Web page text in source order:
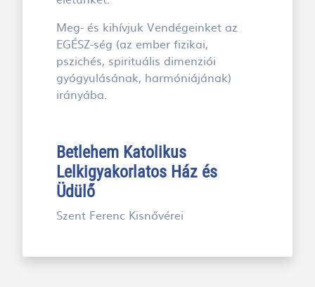
Meg- és kihívjuk Vendégeinket az
EGÉSZ-ség (az ember fizikai,
pszichés, spirituális dimenziói
gyógyulásának, harmóniájának)
irányába.
Betlehem Katolikus
Lelkigyakorlatos Ház és
Üdülő
Szent Ferenc Kisnővérei